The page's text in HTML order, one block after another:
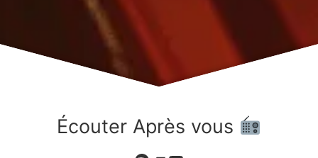
Écouter Après vous